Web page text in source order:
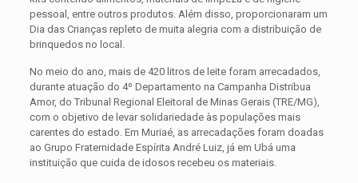
pessoal, entre outros produtos. Além disso, proporcionaram um
Dia das Crianças repleto de muita alegria com a distribuição de
brinquedos no local.
No meio do ano, mais de 420 litros de leite foram arrecadados,
durante atuação do 4º Departamento na Campanha Distribua
Amor, do Tribunal Regional Eleitoral de Minas Gerais (TRE/MG),
com o objetivo de levar solidariedade às populações mais
carentes do estado. Em Muriaé, as arrecadações foram doadas
ao Grupo Fraternidade Espírita André Luiz, já em Ubá uma
instituição que cuida de idosos recebeu os materiais.